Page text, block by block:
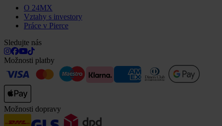
O 24MX
Vztahy s investory
Práce v Pierce
Sledujte nás
Možnosti platby
Možnosti dopravy